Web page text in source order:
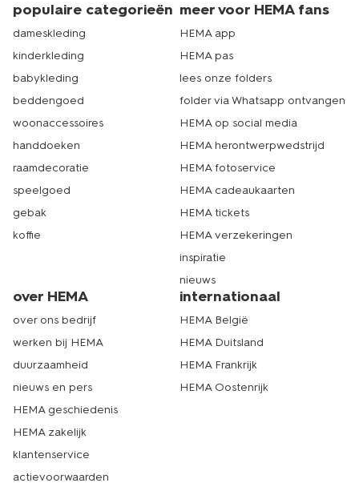
populaire categorieën
dameskleding
kinderkleding
babykleding
beddengoed
woonaccessoires
handdoeken
raamdecoratie
speelgoed
gebak
koffie
meer voor HEMA fans
HEMA app
HEMA pas
lees onze folders
folder via Whatsapp ontvangen
HEMA op social media
HEMA herontwerpwedstrijd
HEMA fotoservice
HEMA cadeaukaarten
HEMA tickets
HEMA verzekeringen
inspiratie
nieuws
over HEMA
over ons bedrijf
werken bij HEMA
duurzaamheid
nieuws en pers
HEMA geschiedenis
HEMA zakelijk
klantenservice
actievoorwaarden
internationaal
HEMA België
HEMA Duitsland
HEMA Frankrijk
HEMA Oostenrijk